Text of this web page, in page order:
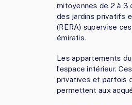
mitoyennes de 2 à 3
des jardins privatifs
(RERA) supervise
émiratis.
Les appartements
l’espace intérieur.
privatives et parfois
permettent aux